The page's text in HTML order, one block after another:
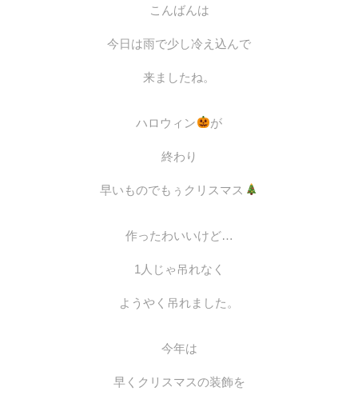
こんばんは
今日は雨で少し冷え込んで
来ましたね。
ハロウィン が
終わり
早いものでもぅクリスマス
作ったわいいけど…
1人じゃ吊れなく
ようやく吊れました。
今年は
早くクリスマスの装飾を